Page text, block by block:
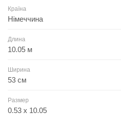
Країна
Німеччина
Длина
10.05 м
Ширина
53 см
Размер
0.53 x 10.05